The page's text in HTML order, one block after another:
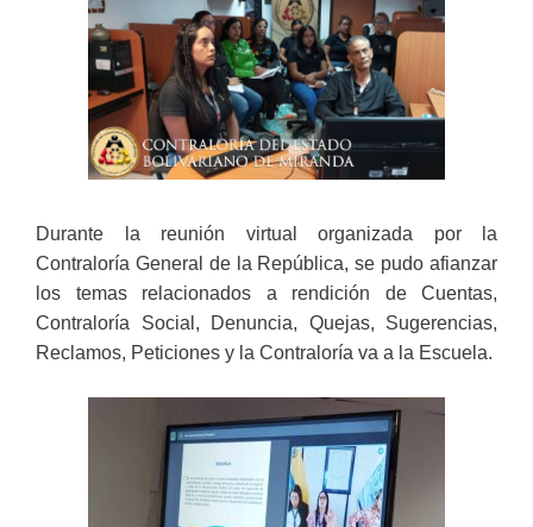
Durante la reunión virtual organizada por la
Contraloría General de la República, se pudo afianzar
los temas relacionados a rendición de Cuentas,
Contraloría Social, Denuncia, Quejas, Sugerencias,
Reclamos, Peticiones y la Contraloría va a la Escuela.